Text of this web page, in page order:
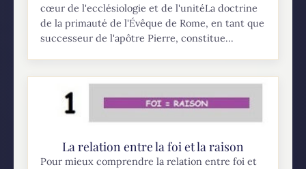
cœur de l'ecclésiologie et de l'unitéLa doctrine
de la primauté de l'Évêque de Rome, en tant que
successeur de l'apôtre Pierre, constitue...
La relation entre la foi et la raison
Pour mieux comprendre la relation entre foi et